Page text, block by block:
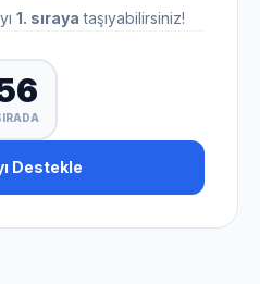
1. sıraya taşıyabilirsiniz!
Destekle